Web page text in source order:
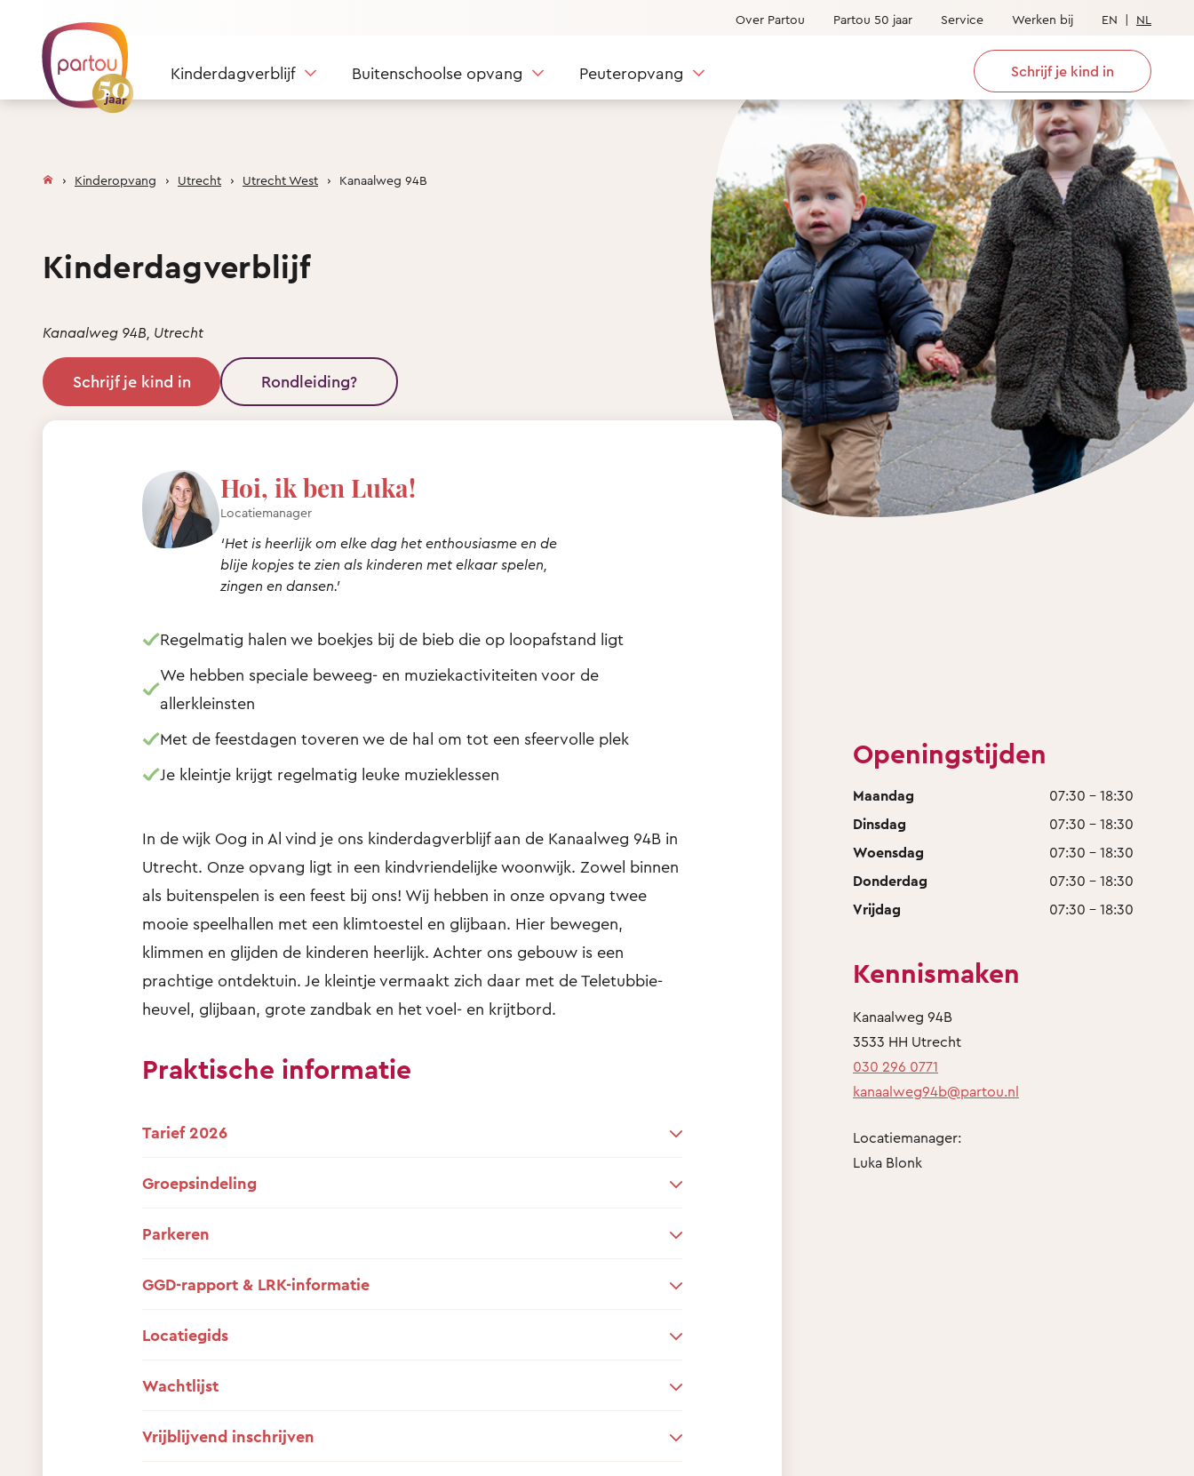
Over Partou Partou 50 jaar Service Werken bij EN | NL
Kinderdagverblijf Buitenschoolse opvang Peuteropvang Schrijf je kind in
Kinderopvang Utrecht Utrecht West Kanaalweg 94B
Kinderdagverblijf
Kanaalweg 94B, Utrecht
Schrijf je kind in Rondleiding?
Hoi, ik ben Luka!
Locatiemanager
‘Het is heerlijk om elke dag het enthousiasme en de
blije kopjes te zien als kinderen met elkaar spelen,
zingen en dansen.’
Regelmatig halen we boekjes bij de bieb die op loopafstand ligt
We hebben speciale beweeg- en muziekactiviteiten voor de
allerkleinsten
Met de feestdagen toveren we de hal om tot een sfeervolle plek
Je kleintje krijgt regelmatig leuke muzieklessen
In de wijk Oog in Al vind je ons kinderdagverblijf aan de Kanaalweg 94B in
Utrecht. Onze opvang ligt in een kindvriendelijke woonwijk. Zowel binnen
als buitenspelen is een feest bij ons! Wij hebben in onze opvang twee
mooie speelhallen met een klimtoestel en glijbaan. Hier bewegen,
klimmen en glijden de kinderen heerlijk. Achter ons gebouw is een
prachtige ontdektuin. Je kleintje vermaakt zich daar met de Teletubbie-
heuvel, glijbaan, grote zandbak en het voel- en krijtbord.
Praktische informatie
Tarief 2026
Groepsindeling
Parkeren
GGD-rapport & LRK-informatie
Locatiegids
Wachtlijst
Vrijblijvend inschrijven
Openingstijden
Maandag
07:30 - 18:30
Dinsdag
07:30 - 18:30
Woensdag
07:30 - 18:30
Donderdag
07:30 - 18:30
Vrijdag
07:30 - 18:30
Kennismaken
Kanaalweg 94B
3533 HH Utrecht
030 296 0771
kanaalweg94b@partou.nl
Locatiemanager:
Luka Blonk